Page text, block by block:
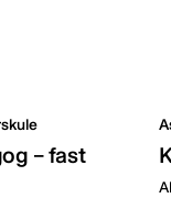
– fast